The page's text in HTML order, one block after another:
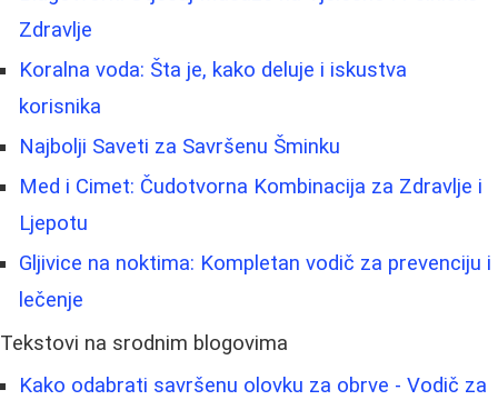
Zdravlje
Koralna voda: Šta je, kako deluje i iskustva
korisnika
Najbolji Saveti za Savršenu Šminku
Med i Cimet: Čudotvorna Kombinacija za Zdravlje i
Ljepotu
Gljivice na noktima: Kompletan vodič za prevenciju i
lečenje
Tekstovi na srodnim blogovima
Kako odabrati savršenu olovku za obrve - Vodič za